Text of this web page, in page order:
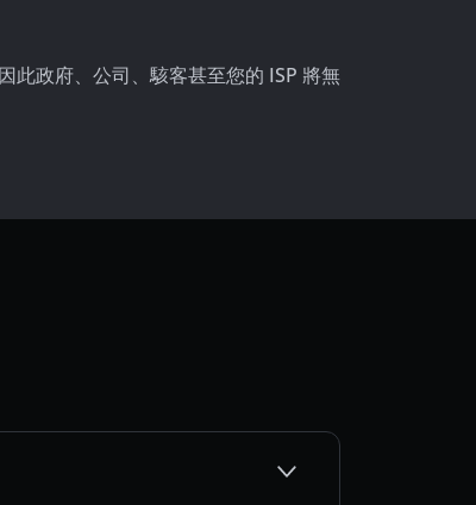
此政府、公司、駭客甚至您的 ISP 將無